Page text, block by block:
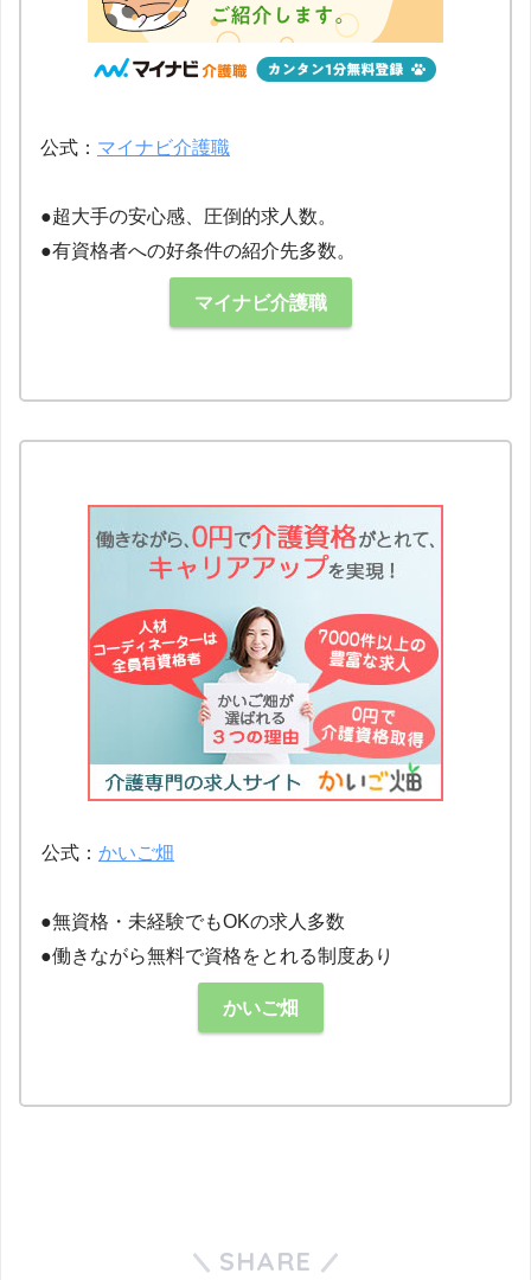
公式： マイナビ介護職
●超大手の安心感、圧倒的求人数。
●有資格者への好条件の紹介先多数。
マイナビ介護職
公式： かいご畑
●無資格・未経験でもOKの求人多数
●働きながら無料で資格をとれる制度あり
かいご畑
SHARE